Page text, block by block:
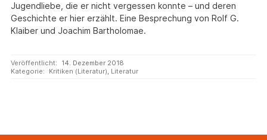
Jugendliebe, die er nicht vergessen konnte – und deren
Geschichte er hier erzählt. Eine Besprechung von Rolf G.
Klaiber und Joachim Bartholomae.
Veröffentlicht:
14. Dezember 2018
Kategorie:
Kritiken (Literatur), Literatur